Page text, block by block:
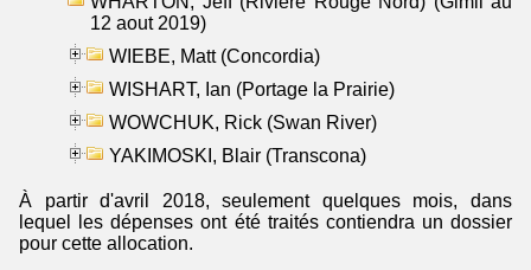
12 aout 2019)
WIEBE, Matt (Concordia)
WISHART, Ian (Portage la Prairie)
WOWCHUK, Rick (Swan River)
YAKIMOSKI, Blair (Transcona)
À partir d'avril 2018, seulement quelques mois, dans
lequel les dépenses ont été traités contiendra un dossier
pour cette allocation.